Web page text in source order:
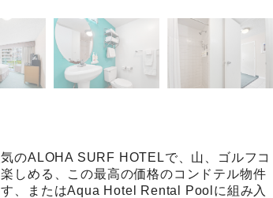
のALOHA SURF HOTELで、山、ゴルフコ
しめる、この最高の価格のコンドテル物件
、またはAqua Hotel Rental Poolに組み入